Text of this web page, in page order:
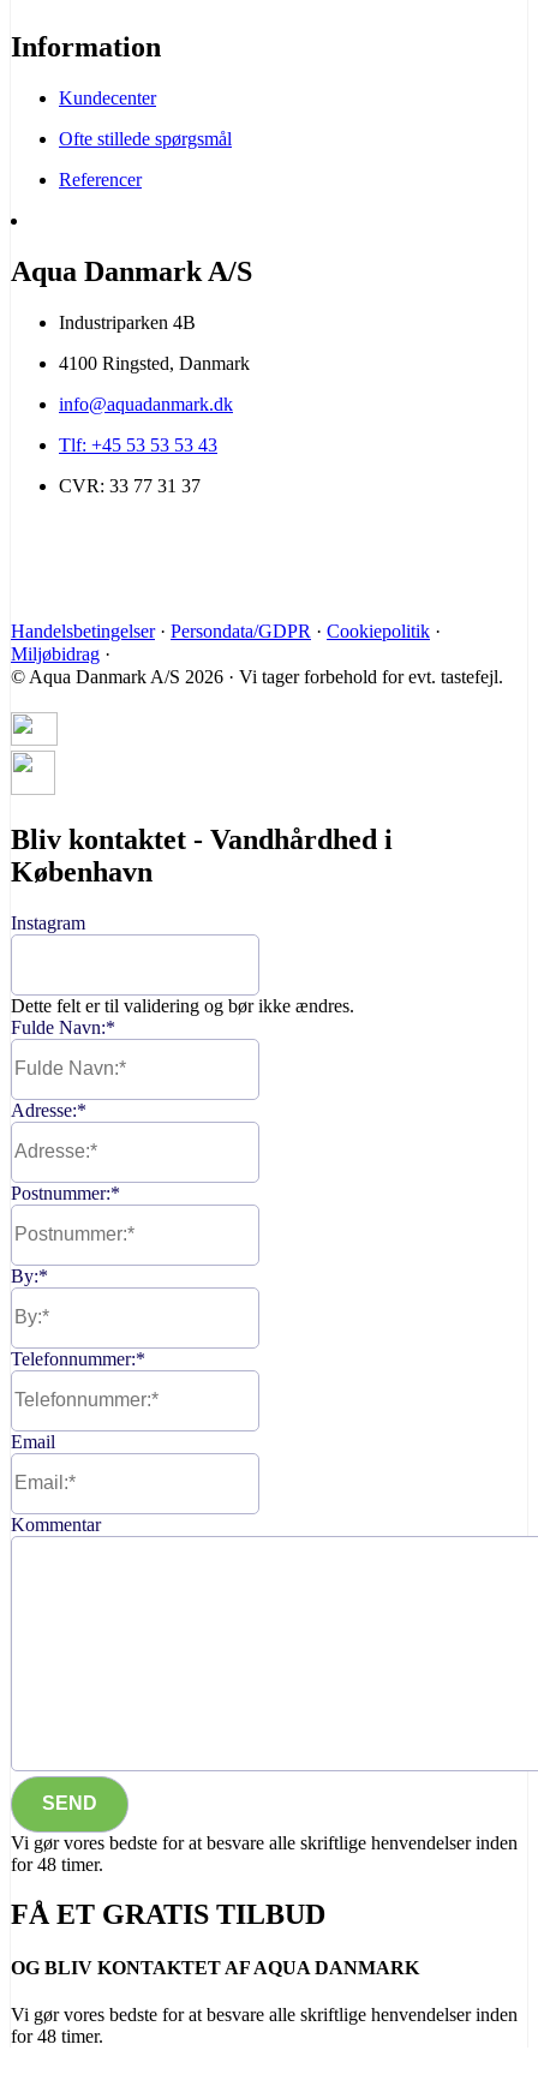
Information
Kundecenter
Ofte stillede spørgsmål
Referencer
Aqua Danmark A/S
Industriparken 4B
4100 Ringsted, Danmark
info@aquadanmark.dk
Tlf: +45 53 53 53 43
CVR: 33 77 31 37
Handelsbetingelser· Persondata/GDPR · Cookiepolitik ·
Miljøbidrag ·
© Aqua Danmark A/S 2026 · Vi tager forbehold for evt. tastefejl.
Bliv kontaktet - Vandhårdhed i
København
Instagram
Dette felt er til validering og bør ikke ændres.
Fulde Navn:*
Adresse:*
Postnummer:*
By:*
Telefonnummer:*
Email
Kommentar
Vi gør vores bedste for at besvare alle skriftlige henvendelser inden
for 48 timer.
FÅ ET GRATIS TILBUD
OG BLIV KONTAKTET AF AQUA DANMARK
Vi gør vores bedste for at besvare alle skriftlige henvendelser inden
for 48 timer.